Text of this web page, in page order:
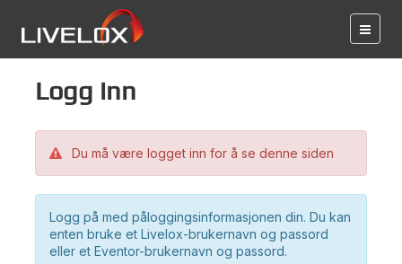
Logg inn
Du må være logget inn for å se denne siden
Logg på med påloggingsinformasjonen din. Du kan
enten bruke et Livelox-brukernavn og passord
eller et Eventor-brukernavn og passord.